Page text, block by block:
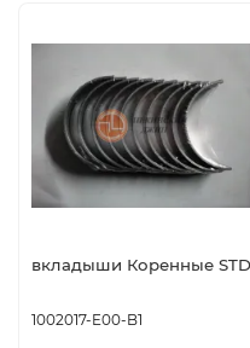
вкладыши Коренные STD
1002017-E00-B1